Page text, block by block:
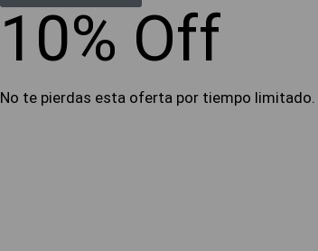
10% Off
No te pierdas esta oferta por tiempo limitado.